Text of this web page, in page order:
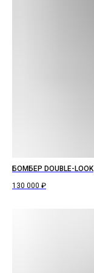
БОМБЕР DOUBLE-LOOK
130 000 ₽